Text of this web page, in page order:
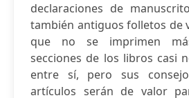
declaraciones de
también antiguos folletos de
que no se imprimen
secciones de los libros casi
entre sí, pero sus
artículos serán de valor